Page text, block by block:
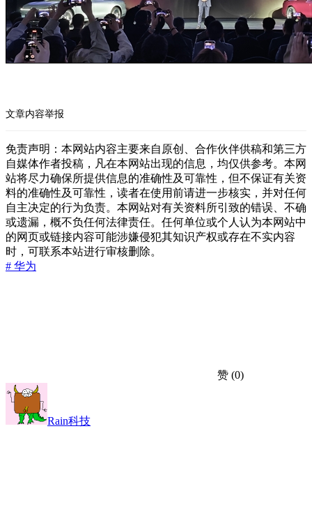
文章内容举报
免责声明：本网站内容主要来自原创、合作伙伴供稿和第三方
自媒体作者投稿，凡在本网站出现的信息，均仅供参考。本网
站将尽力确保所提供信息的准确性及可靠性，但不保证有关资
料的准确性及可靠性，读者在使用前请进一步核实，并对任何
自主决定的行为负责。本网站对有关资料所引致的错误、不确
或遗漏，概不负任何法律责任。任何单位或个人认为本网站中
的网页或链接内容可能涉嫌侵犯其知识产权或存在不实内容
时，可联系本站进行审核删除。
# 华为
赞 (0)
Rain科技